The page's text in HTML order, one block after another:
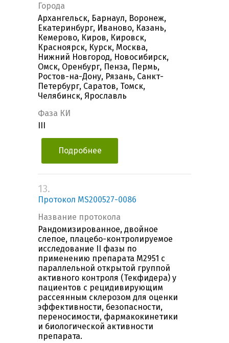
Города
Архангельск, Барнаул, Воронеж,
Екатеринбург, Иваново, Казань,
Кемерово, Киров, Кировск,
Красноярск, Курск, Москва,
Нижний Новгород, Новосибирск,
Омск, Оренбург, Пенза, Пермь,
Ростов-на-Дону, Рязань, Санкт-
Петербург, Саратов, Томск,
Челябинск, Ярославль
Фаза КИ
Подробнее
13.
Протокол MS200527-0086
Название протокола
Рандомизированное, двойное
слепое, плацебо-контролируемое
исследование II фазы по
применению препарата М2951 с
параллельной открытой группой
активного контроля (Текфидера) у
пациентов с рецидивирующим
рассеянным склерозом для оценки
эффективности, безопасности,
переносимости, фармакокинетики
и биологической активности
препарата.